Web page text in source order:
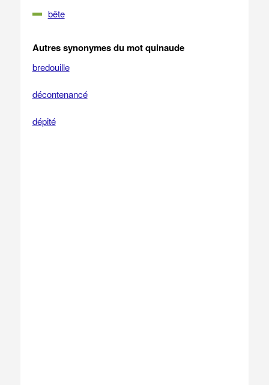
bête
Autres synonymes du mot quinaude
bredouille
décontenancé
dépité